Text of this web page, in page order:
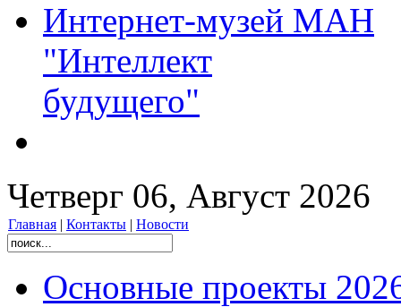
Интернет-музей МАН
"Интеллект
будущего"
Четверг 06, Август 2026
Главная | Контакты | Новости
Основные проекты